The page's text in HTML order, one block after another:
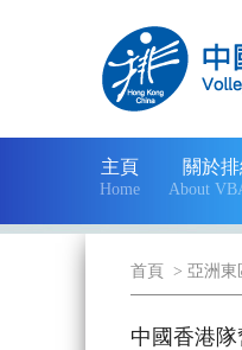
主頁
Home
關於
About
首頁 > 亞洲東
中國香港